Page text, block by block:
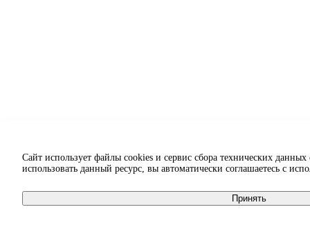
Сайт использует файлы cookies и сервис сбора технических
использовать данный ресурс, вы автоматически соглашаетесь с
Принять